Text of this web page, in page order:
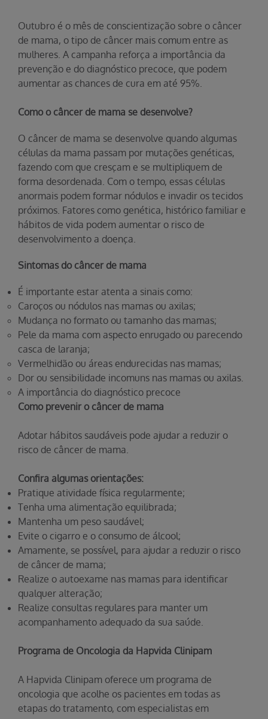
Outubro é o mês de conscientização sobre o câncer
de mama, o tipo de câncer mais comum entre as
mulheres. A campanha reforça a importância da
prevenção e do diagnóstico precoce, que podem
aumentar as chances de cura em até 95%.
Como o câncer de mama se desenvolve?
O câncer de mama se desenvolve quando algumas
células da mama passam por mutações genéticas,
fazendo com que cresçam e se multipliquem de
forma desordenada. Com o tempo, essas células
anormais podem formar nódulos e invadir os tecidos
próximos. Fatores como genética, histórico familiar e
hábitos de vida podem aumentar o risco de
desenvolvimento a doença.
Sintomas do câncer de mama
É importante estar atenta a sinais como:
Caroços ou nódulos nas mamas ou axilas;
Mudança no formato ou tamanho das mamas;
Pele da mama com aspecto enrugado ou parecendo
casca de laranja;
Vermelhidão ou áreas endurecidas nas mamas;
Dor ou sensibilidade incomuns nas mamas ou axilas.
A importância do diagnóstico precoce
Como prevenir o câncer de mama
Adotar hábitos saudáveis pode ajudar a reduzir o
risco de câncer de mama.
Confira algumas orientações:
Pratique atividade física regularmente;
Tenha uma alimentação equilibrada;
Mantenha um peso saudável;
Evite o cigarro e o consumo de álcool;
Amamente, se possível, para ajudar a reduzir o risco
de câncer de mama;
Realize o autoexame nas mamas para identificar
qualquer alteração;
Realize consultas regulares para manter um
acompanhamento adequado da sua saúde.
Programa de Oncologia da Hapvida Clinipam
A Hapvida Clinipam oferece um programa de
oncologia que acolhe os pacientes em todas as
etapas do tratamento, com especialistas em